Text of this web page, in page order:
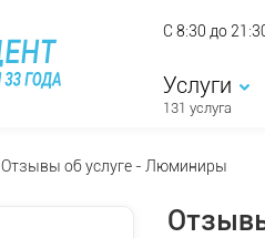
С 8:30 до
Услуги
131 услуга
Отзывы об услуге - Люминиры